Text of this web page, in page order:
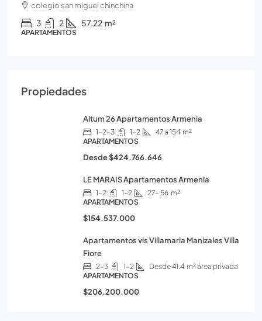
colegio san miguel chinchina
3 2 57.22 m²
APARTAMENTOS
Propiedades
Altum 26 Apartamentos Armenia
1-2-3 1-2 47 a 154 m²
APARTAMENTOS
Desde$424.766.646
LE MARAIS Apartamentos Armenia
1-2 1-2 27- 56 m²
APARTAMENTOS
$154.537.000
Apartamentos vis Villamaria Manizales Villa
Fiore
2-3 1-2 Desde 41.4 m² área privada
APARTAMENTOS
$206.200.000